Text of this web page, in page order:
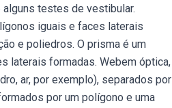
alguns testes de vestibular.
iguais e faces laterais
e poliedros. O prisma é um
laterais formadas. Webem óptica,
ar, por exemplo), separados por
por um polígono e uma